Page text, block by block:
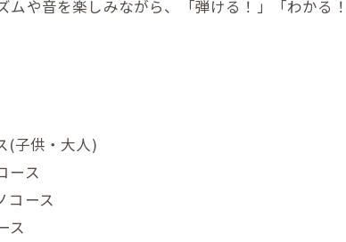
ムや音を楽しみながら、「弾ける！」「わかる
(子供・大人)
ース
コース
ス